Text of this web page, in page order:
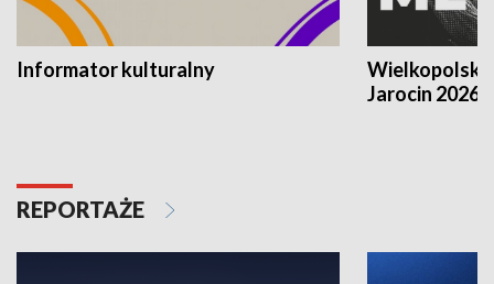
Informator kulturalny
Jarocin 2026
REPORTAŻE